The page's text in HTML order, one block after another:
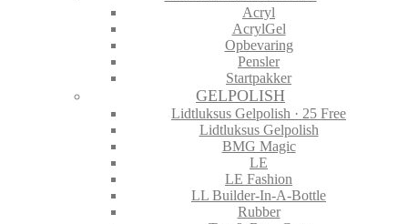
Acryl
AcrylGel
Opbevaring
Pensler
Startpakker
GELPOLISH
Lidtluksus Gelpolish · 25 Free
Lidtluksus Gelpolish
BMG Magic
LE
LE Fashion
LL Builder-In-A-Bottle
Rubber